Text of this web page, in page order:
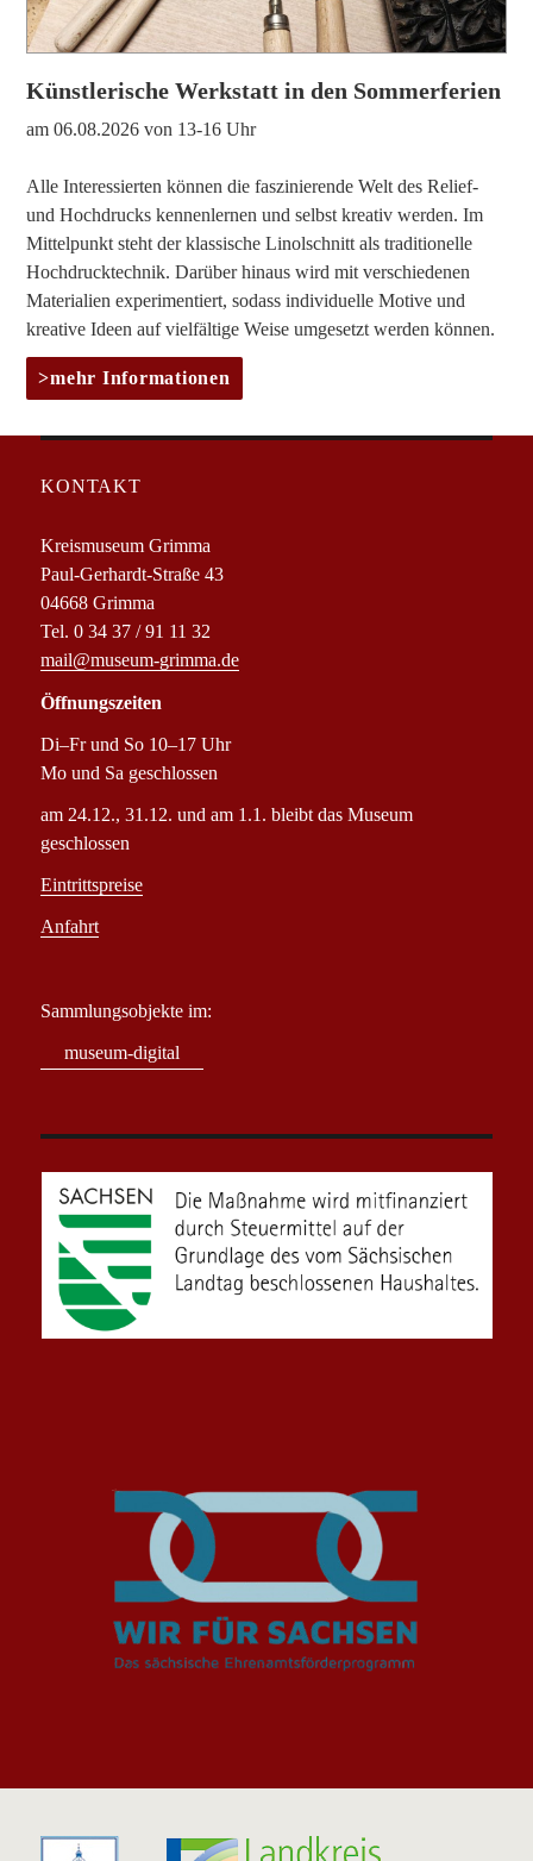
Künstlerische Werkstatt in den Sommerferien
am 06.08.2026 von 13-16 Uhr
Alle Interessierten können die faszinierende Welt des Relief-
und Hochdrucks kennenlernen und selbst kreativ werden. Im
Mittelpunkt steht der klassische Linolschnitt als traditionelle
Hochdrucktechnik. Darüber hinaus wird mit verschiedenen
Materialien experimentiert, sodass individuelle Motive und
kreative Ideen auf vielfältige Weise umgesetzt werden können.
mehr Informationen
KONTAKT
Kreismuseum Grimma
Paul-Gerhardt-Straße 43
04668 Grimma
Tel. 0 34 37 / 91 11 32
mail@museum-grimma.de
Öffnungszeiten
Di–Fr und So 10–17 Uhr
Mo und Sa geschlossen
am 24.12., 31.12. und am 1.1. bleibt das Museum
geschlossen
Eintrittspreise
Anfahrt
Sammlungsobjekte im:
museum-digital